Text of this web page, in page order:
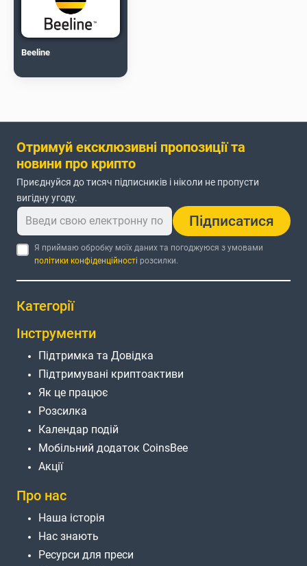
Beeline
Отримуй ексклюзивні пропозиції та
новини про крипто
Приєднуйся до тисяч підписників і ніколи не пропусти
вигідну угоду.
Підписатися
Я приймаю обробку моїх даних та погоджуюся з умовами
політики конфіденційності розсилки.
Категорії
Інструменти
Підтримка та Довідка
Підтримувані криптоактиви
Як це працює
Розсилка
Календар подій
Мобільний додаток CoinsBee
Акції
Про нас
Наша історія
Нас знають
Ресурси для преси